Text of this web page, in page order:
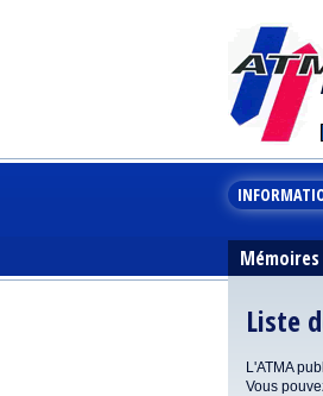
Liste
L'ATMA
Vous